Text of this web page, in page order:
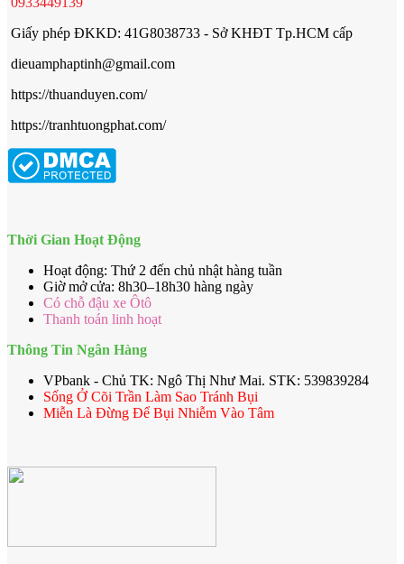
Giấy phép ĐKKD: 41G8038733 - Sở KHĐT Tp.HCM cấp
dieuamphaptinh@gmail.com
https://thuanduyen.com/
https://tranhtuongphat.com/
Thời Gian Hoạt Động
Hoạt động: Thứ 2 đến chủ nhật hàng tuần
Giờ mở cửa: 8h30–18h30 hàng ngày
Có chỗ đậu xe Ôtô
Thanh toán linh hoạt
Thông Tin Ngân Hàng
VPbank - Chủ TK: Ngô Thị Như Mai. STK: 539839284
Sống Ở Cõi Trần Làm Sao Tránh Bụi
Miễn Là Đừng Để Bụi Nhiễm Vào Tâm